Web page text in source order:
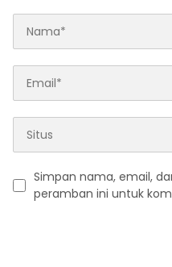
Simpan nama, email,
peramban ini untuk